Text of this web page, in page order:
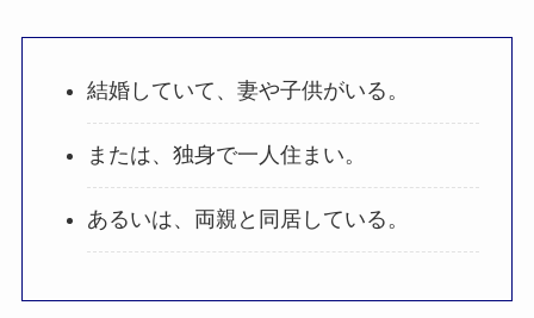
結婚していて、妻や子供がいる。
または、独身で一人住まい。
あるいは、両親と同居している。